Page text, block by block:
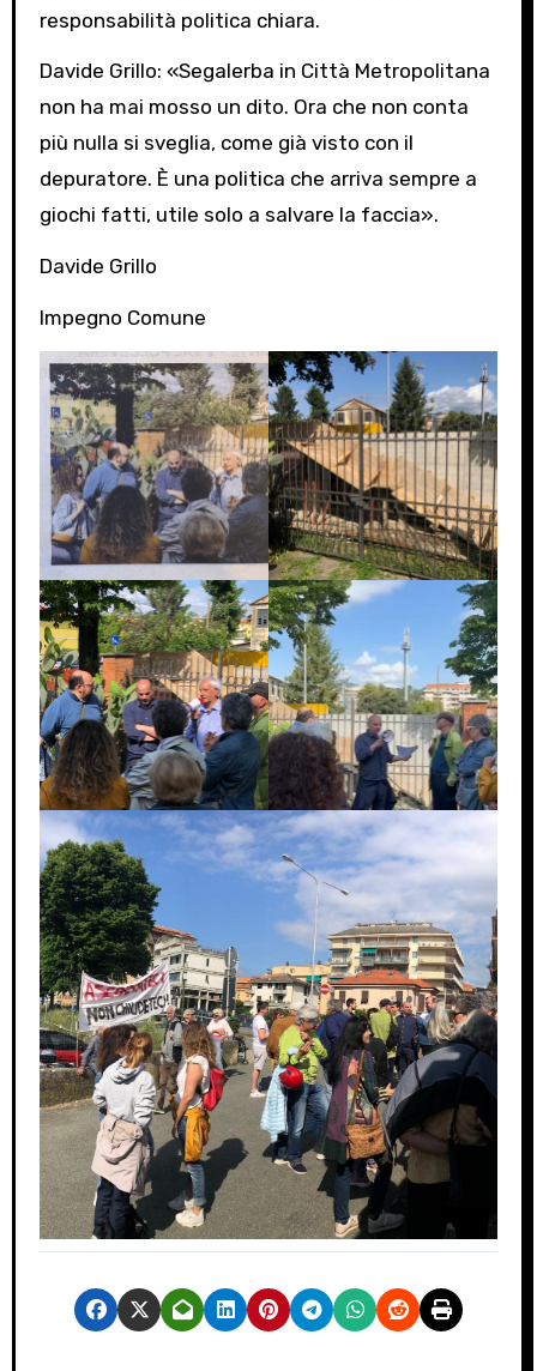
responsabilità politica chiara.
Davide Grillo: «Segalerba in Città Metropolitana
non ha mai mosso un dito. Ora che non conta
più nulla si sveglia, come già visto con il
depuratore. È una politica che arriva sempre a
giochi fatti, utile solo a salvare la faccia».
Davide Grillo
Impegno Comune